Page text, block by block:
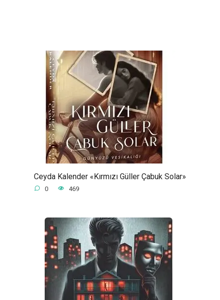
Ceyda Kalender «Kırmızı Güller Çabuk Solar»
0 469